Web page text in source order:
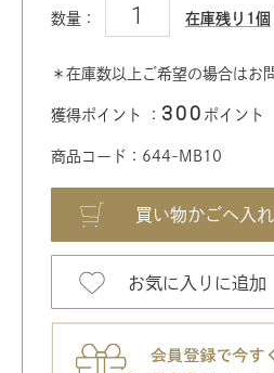
数量： 在庫残り1個
＊在庫数以上ご希望の場合はお
獲得ポイント ： 300 ポイント
商品コード：644-MB10
お気に入りに追加